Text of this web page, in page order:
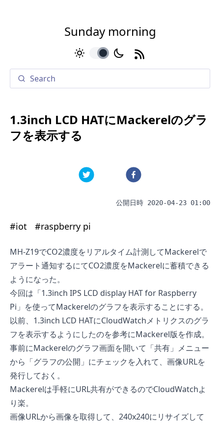
Sunday morning
toggle
1.3inch LCD HATにMackerelのグラ
フを表示する
公開日時 2020-04-23 01:00
#iot #raspberry pi
MH-Z19でCO2濃度をリアルタイム計測してMackerelで
アラート通知するにてCO2濃度をMackerelに蓄積できる
ようになった。
今回は「1.3inch IPS LCD display HAT for Raspberry
Pi 」を使ってMackerelのグラフを表示することにする。
以前、 1.3inch LCD HATにCloudWatchメトリクスのグラ
フを表示するようにしたのを参考にMackerel版を作成。
事前にMackerelのグラフ画面を開いて「共有」メニュー
から「グラフの公開」にチェックを入れて、画像URLを
発行しておく。
Mackerelは手軽にURL共有ができるのでCloudWatchよ
り楽。
画像URLから画像を取得して、240x240にリサイズして